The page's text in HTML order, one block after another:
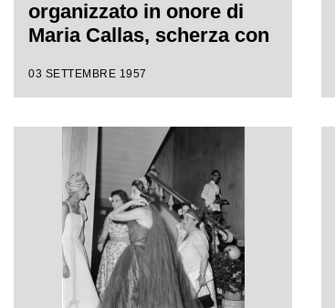
organizzato in onore di
Maria Callas, scherza con
Monaco; dietro di lei la
03 SETTEMBRE 1957